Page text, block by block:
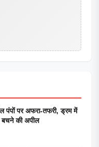
पंपों पर अफरा-तफरी, ड्रम में
बचने की अपील